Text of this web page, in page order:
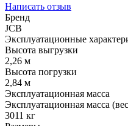
Написать отзыв
Бренд
JCB
Эксплуатационные
Высота выгрузки
2,26 м
Высота погрузки
2,84 м
Эксплуатационная масса
Эксплуатационная масса
3011 кг